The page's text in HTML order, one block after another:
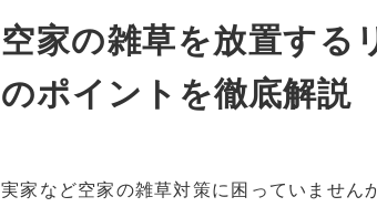
空家の雑草を放置する
のポイントを徹底解説
実家など空家の雑草対策に困っていません